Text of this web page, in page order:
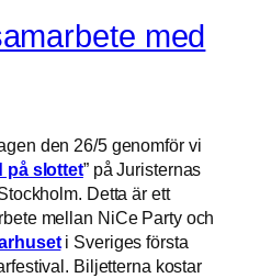
med
den 26/5 genomför vi
på slottet” på Juristernas
Detta är ett
mellan NiCe Party och
i Sveriges första
Biljetterna kostar